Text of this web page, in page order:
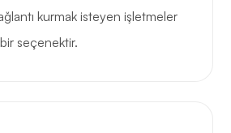
kurmak isteyen işletmeler
seçenektir.